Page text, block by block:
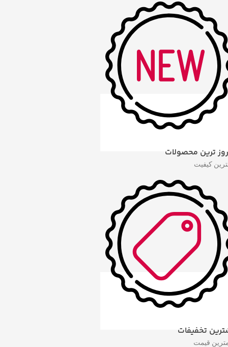
ترین محصولات
کیفیت
تخفیفات
قیمت